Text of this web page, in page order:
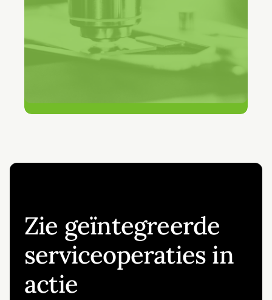
90+
Zie geïntegreerde
serviceoperaties in
actie